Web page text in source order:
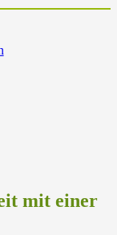
mit einer